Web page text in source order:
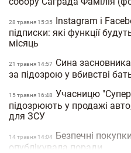
28 травня 15:35 Instagram і
підписки: які функції
місяць
21 травня 14:57
Сина
за підозрою у вбивстві
15 травня 16:48 Учасницю
підозрюють у продажі
для ЗСУ
14 травня 14:04 Безпечні
опублікувала поради